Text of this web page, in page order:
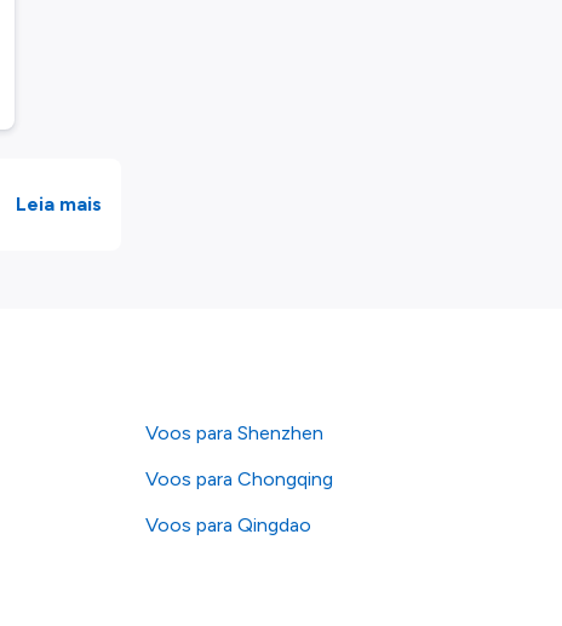
Leia mais
Voos para Shenzhen
Voos para Chongqing
Voos para Qingdao